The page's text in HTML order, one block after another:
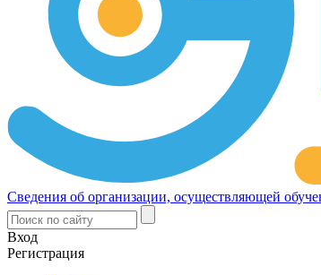
Сведения об организации, осуществляющей
Вход
Регистрация